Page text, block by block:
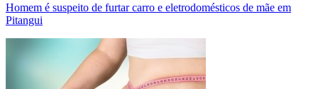
Homem é suspeito de furtar carro e eletrodomésticos de mãe em
Pitangui